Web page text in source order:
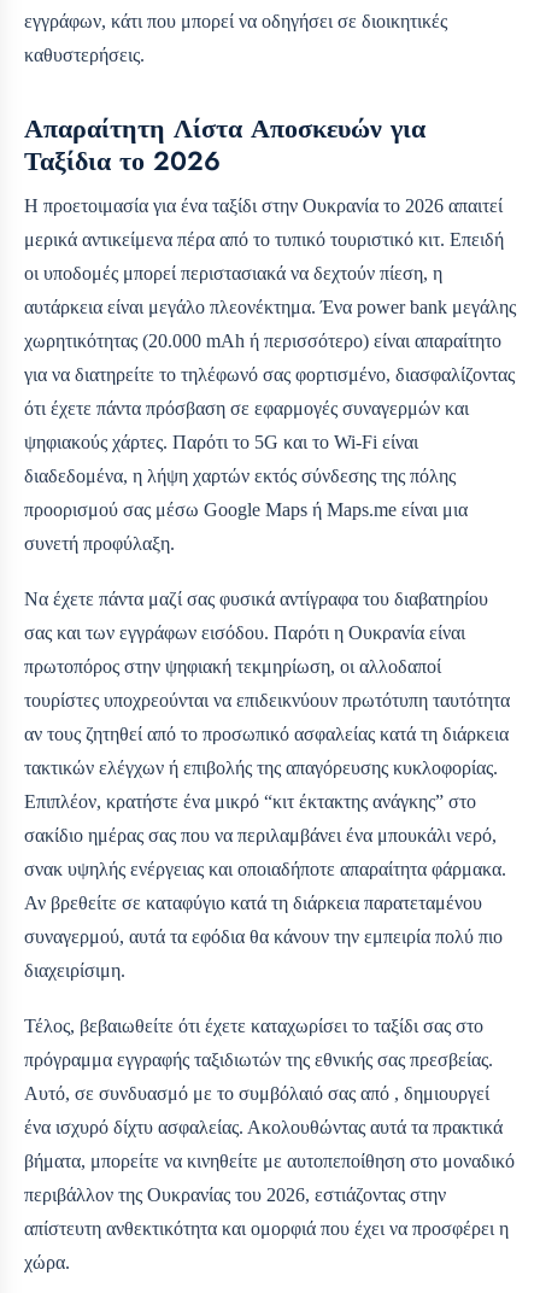
εγγράφων, κάτι που μπορεί να οδηγήσει σε διοικητικές
καθυστερήσεις.
Απαραίτητη Λίστα Αποσκευών για
Ταξίδια το 2026
Η προετοιμασία για ένα ταξίδι στην Ουκρανία το 2026 απαιτεί
μερικά αντικείμενα πέρα από το τυπικό τουριστικό κιτ. Επειδή
οι υποδομές μπορεί περιστασιακά να δεχτούν πίεση, η
αυτάρκεια είναι μεγάλο πλεονέκτημα. Ένα power bank μεγάλης
χωρητικότητας (20.000 mAh ή περισσότερο) είναι απαραίτητο
για να διατηρείτε το τηλέφωνό σας φορτισμένο, διασφαλίζοντας
ότι έχετε πάντα πρόσβαση σε εφαρμογές συναγερμών και
ψηφιακούς χάρτες. Παρότι το 5G και το Wi‑Fi είναι
διαδεδομένα, η λήψη χαρτών εκτός σύνδεσης της πόλης
προορισμού σας μέσω Google Maps ή Maps.me είναι μια
συνετή προφύλαξη.
Να έχετε πάντα μαζί σας φυσικά αντίγραφα του διαβατηρίου
σας και των εγγράφων εισόδου. Παρότι η Ουκρανία είναι
πρωτοπόρος στην ψηφιακή τεκμηρίωση, οι αλλοδαποί
τουρίστες υποχρεούνται να επιδεικνύουν πρωτότυπη ταυτότητα
αν τους ζητηθεί από το προσωπικό ασφαλείας κατά τη διάρκεια
τακτικών ελέγχων ή επιβολής της απαγόρευσης κυκλοφορίας.
Επιπλέον, κρατήστε ένα μικρό “κιτ έκτακτης ανάγκης” στο
σακίδιο ημέρας σας που να περιλαμβάνει ένα μπουκάλι νερό,
σνακ υψηλής ενέργειας και οποιαδήποτε απαραίτητα φάρμακα.
Αν βρεθείτε σε καταφύγιο κατά τη διάρκεια παρατεταμένου
συναγερμού, αυτά τα εφόδια θα κάνουν την εμπειρία πολύ πιο
διαχειρίσιμη.
Τέλος, βεβαιωθείτε ότι έχετε καταχωρίσει το ταξίδι σας στο
πρόγραμμα εγγραφής ταξιδιωτών της εθνικής σας πρεσβείας.
Αυτό, σε συνδυασμό με το συμβόλαιό σας από , δημιουργεί
ένα ισχυρό δίχτυ ασφαλείας. Ακολουθώντας αυτά τα πρακτικά
βήματα, μπορείτε να κινηθείτε με αυτοπεποίθηση στο μοναδικό
περιβάλλον της Ουκρανίας του 2026, εστιάζοντας στην
απίστευτη ανθεκτικότητα και ομορφιά που έχει να προσφέρει η
χώρα.